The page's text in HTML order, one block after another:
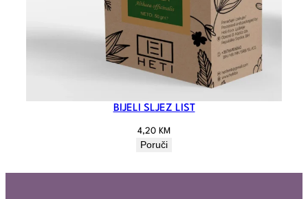
BIJELI SLJEZ LIST
4,20 KM
Poruči